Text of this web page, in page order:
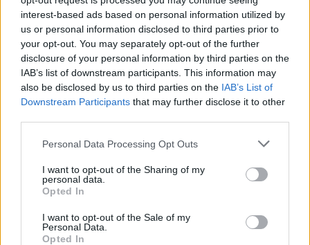
interest-based ads based on personal information utilized by
us or personal information disclosed to third parties prior to
your opt-out. You may separately opt-out of the further
disclosure of your personal information by third parties on the
IAB’s list of downstream participants. This information may
also be disclosed by us to third parties on the IAB’s List of
Downstream Participants that may further disclose it to other
Personal Data Processing Opt Outs
I want to opt-out of the Sharing of my
personal data.
Opted In
I want to opt-out of the Sale of my
Personal Data.
Opted In
kresz
ITM
közlekedési vizsgák
közlekedés
belföld